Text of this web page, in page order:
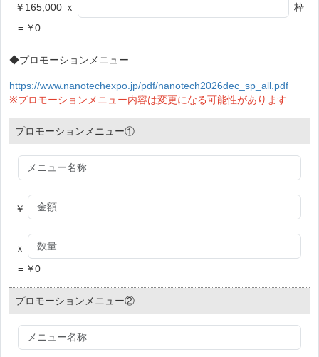
￥165,000 ｘ
枠
= ￥0
◆プロモーションメニュー
https://www.nanotechexpo.jp/pdf/nanotech2026dec_sp_all.pdf
※プロモーションメニュー内容は変更になる可能性があります
プロモーションメニュー①
￥
ｘ
= ￥0
プロモーションメニュー②